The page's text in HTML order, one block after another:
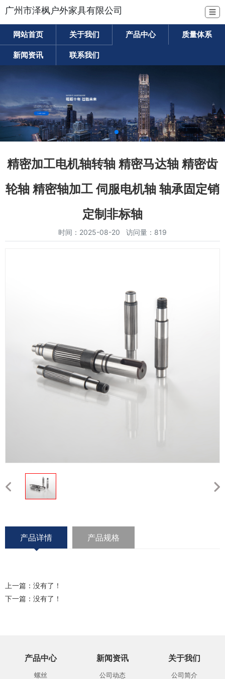
广州市泽枫户外家具有限公司 ☰
网站首页 关于我们 产品中心 质量体系
新闻资讯 联系我们
精密加工电机轴转轴 精密马达轴 精密齿
轮轴 精密轴加工 伺服电机轴 轴承固定销
定制非标轴
时间：2025-08-20 访问量：819
产品详情 产品规格
上一篇：没有了！
下一篇：没有了！
产品中心
螺丝
新闻资讯
公司动态
关于我们
公司简介